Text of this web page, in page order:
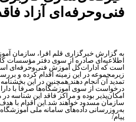
آزاد فاقد کد
خبرگزاری قلم افرا، سازمان آموزش‌
صادره از سوی دفتر مؤسسات کارآموزی
ادارات‌کل آموزش فنی‌وحرفه‌ای استان‌ها،
در این زمینه اقدام کرده و بررسی‌های
انجام دهند.همچنین در این بخشنامه تأکید
از سوی آموزشگاه‌ها صرفاً با دارا بودن «کد
بوده و مراکز فاقد این شناسه در مسیر
مسدود خواهند شد.این اقدام با هدف ارتقای
داده‌های سامانه ملی آموزشگاه‌های